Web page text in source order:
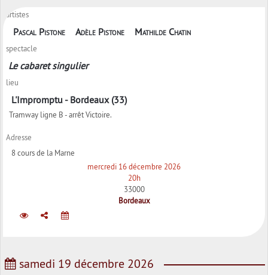
artistes
Pascal Pistone Adèle Pistone Mathilde Chatin
spectacle
Le cabaret singulier
lieu
L'Impromptu - Bordeaux (33)
Tramway ligne B - arrêt Victoire.
Adresse
8 cours de la Marne
mercredi 16 décembre 2026
20h
33000
Bordeaux
samedi 19 décembre 2026